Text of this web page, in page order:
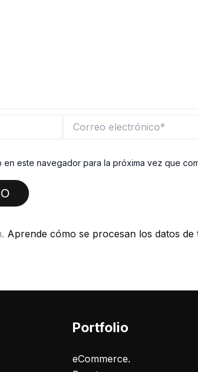
electrónico*
este navegador para la próxima vez que
Aprende cómo se procesan los datos de
Portfolio
eCommerce.